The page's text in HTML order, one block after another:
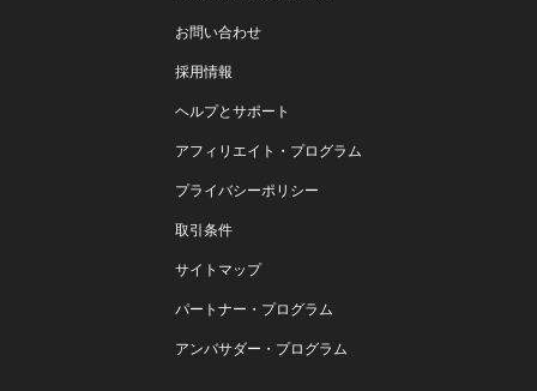
お問い合わせ
採用情報
ヘルプとサポート
アフィリエイト・プログラム
プライバシーポリシー
取引条件
サイトマップ
パートナー・プログラム
アンバサダー・プログラム